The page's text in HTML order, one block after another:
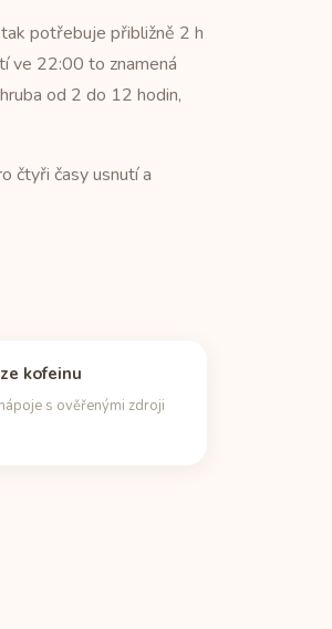
potřebuje přibližně 2 h
ve 22:00 to znamená
od 2 do 12 hodin,
čtyři časy usnutí a
kofeinu
s ověřenými zdroji